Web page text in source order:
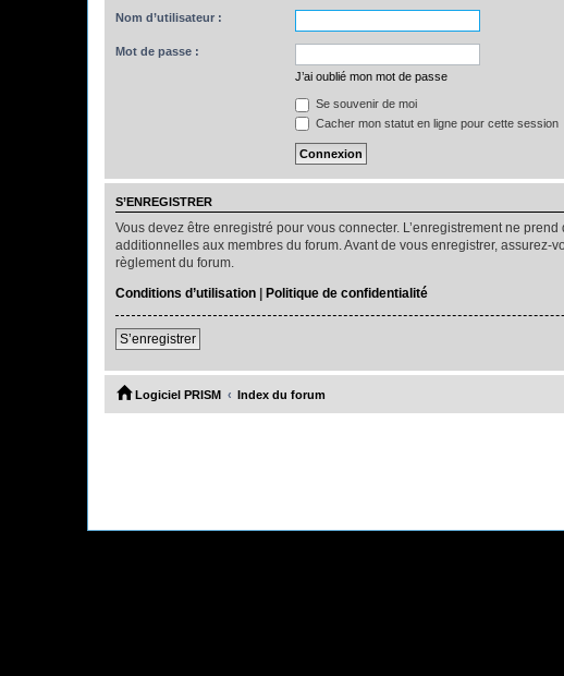
Nom d’utilisateur :
Mot de passe :
J’ai oublié mon mot de passe
Se souvenir de moi
Cacher mon statut en ligne pour cette session
S’ENREGISTRER
Vous devez être enregistré pour vous connecter. L’enregistrement ne
additionnelles aux membres du forum. Avant de vous enregistrer, assurez-
règlement du forum.
Conditions d’utilisation | Politique de confidentialité
S’enregistrer
Logiciel PRISM Index du forum